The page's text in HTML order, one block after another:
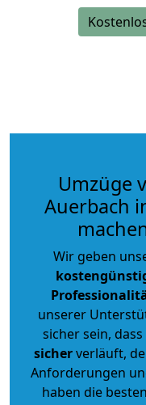
Umzüge
Auerbach
Wir geben
unserer
sicher sein,
sicherverläuft,
Anforderungen
haben die